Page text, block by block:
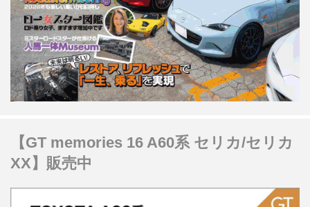
【GT memories 16 A60系 セリカ/セリカ
XX】販売中